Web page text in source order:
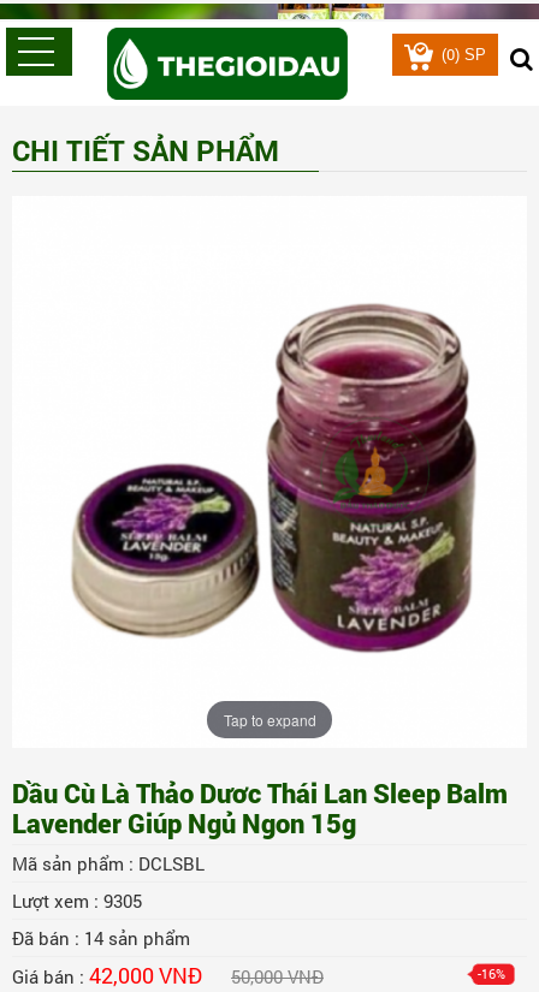
(0) SP
CHI TIẾT SẢN PHẨM
Tap to expand
Dầu Cù Là Thảo Dươc Thái Lan Sleep Balm
Lavender Giúp Ngủ Ngon 15g
Mã sản phẩm : DCLSBL
Lượt xem : 9305
Đã bán : 14 sản phẩm
Giá bán : 42,000 VNĐ 50,000 VNĐ -16%